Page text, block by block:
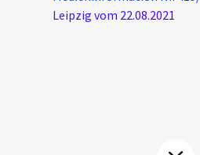
Leipzig vom 22.08.2021